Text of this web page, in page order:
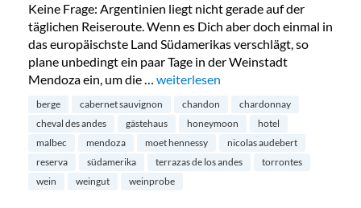
Keine Frage: Argentinien liegt nicht gerade auf der
täglichen Reiseroute. Wenn es Dich aber doch einmal in
das europäischste Land Südamerikas verschlägt, so
plane unbedingt ein paar Tage in der Weinstadt
Mendoza ein, um die … „Weinlodge in Mendoza: Bodega
weiterlesen
berge cabernet sauvignon chandon
chardonnay
cheval des andes
gästehaus honeymoon
hotel
malbec
mendoza moet hennessy
nicolas audebert
reserva
südamerika terrazas de los andes
torrontes
wein
weingut weinprobe